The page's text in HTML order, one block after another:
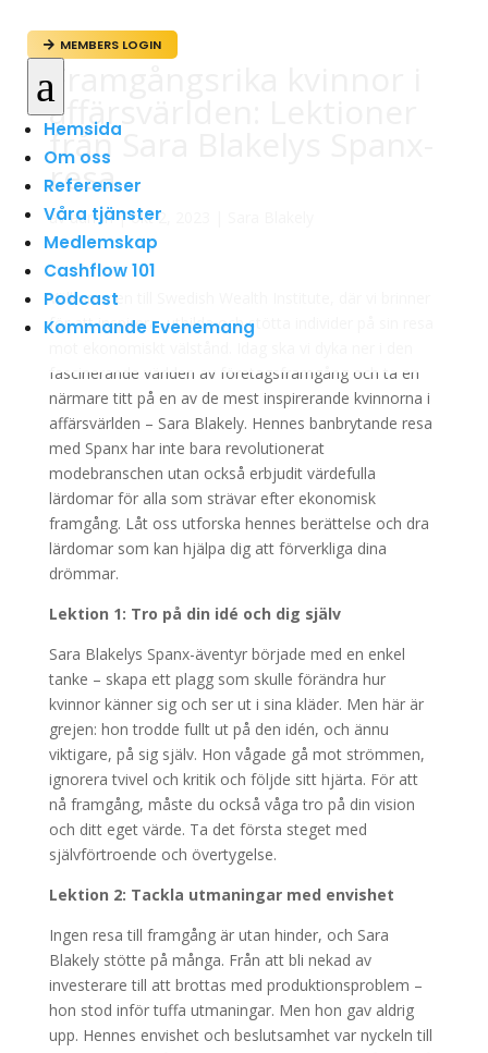
 MEMBERS LOGIN
a
Hemsida
Om oss
Referenser
Våra tjänster
Medlemskap
Cashflow 101
Podcast
Kommande Evenemang
Framgångsrika kvinnor i
affärsvärlden: Lektioner
från Sara Blakelys Spanx-
resa
avadmin|okt 2, 2023
Välkommen till Swedish Wealth Institute, där vi brinner
för att inspirera, utbilda och stötta individer på sin resa
fascinerande världen av företagsframgång och ta en
närmare titt på en av de mest inspirerande kvinnorna i
affärsvärlden – Sara Blakely. Hennes banbrytande resa
med Spanx har inte bara revolutionerat
modebranschen utan också erbjudit värdefulla
lärdomar för alla som strävar efter ekonomisk
framgång. Låt oss utforska hennes berättelse och dra
lärdomar som kan hjälpa dig att förverkliga dina
drömmar.
Lektion 1: Tro på din idé och dig själv
Sara Blakelys Spanx-äventyr började med en enkel
tanke – skapa ett plagg som skulle förändra hur
kvinnor känner sig och ser ut i sina kläder. Men här är
grejen: hon trodde fullt ut på den idén, och ännu
viktigare, på sig själv. Hon vågade gå mot strömmen,
ignorera tvivel och kritik och följde sitt hjärta. För att
nå framgång, måste du också våga tro på din vision
och ditt eget värde. Ta det första steget med
självförtroende och övertygelse.
Lektion 2: Tackla utmaningar med envishet
Ingen resa till framgång är utan hinder, och Sara
Blakely stötte på många. Från att bli nekad av
investerare till att brottas med produktionsproblem –
hon stod inför tuffa utmaningar. Men hon gav aldrig
upp. Hennes envishet och beslutsamhet var nyckeln till